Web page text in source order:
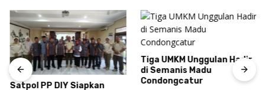
Satpol PP DIY Siapkan
Tiga UMKM Unggulan Hadir
di Semanis Madu
Condongcatur